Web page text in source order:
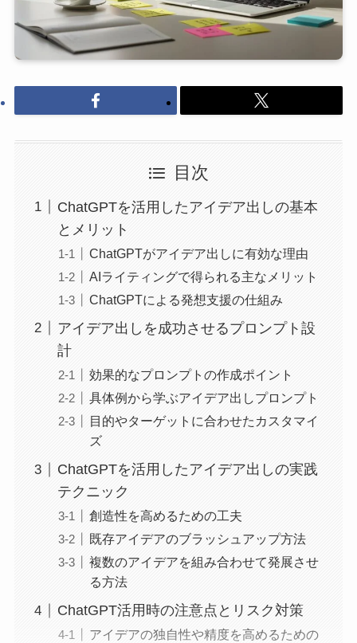
目次
ChatGPTを活用したアイデア出しの基本
とメリット
ChatGPTがアイデア出しに有効な理由
AIライティングで得られる主なメリット
ChatGPTによる発想支援の仕組み
アイデア出しを成功させるプロンプト設
計
効果的なプロンプトの作成ポイント
具体例から学ぶアイデア出しプロンプト
目的やターゲットに合わせたカスタマイ
ズ
ChatGPTを活用したアイデア出しの実践
テクニック
創造性を高めるための工夫
既存アイデアのブラッシュアップ方法
複数のアイデアを組み合わせて発展させ
る方法
ChatGPT活用時の注意点とリスク対策
アイデアの独自性や精度を高めるための